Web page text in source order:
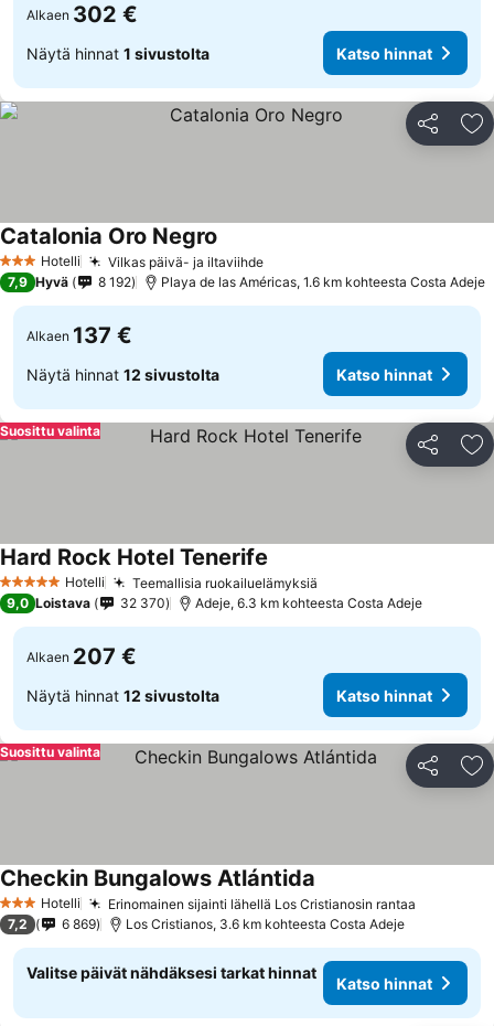
Alkaen 302 €
Näytä hinnat 1 sivustolta Katso hinnat
Jaa
3 Tähtiluokitus
Hotelli Vilkas päivä- ja iltaviihde
Catalonia Oro Negro
7,9 Hyvä 8 192 Playa de las Américas, 1.6 km kohteesta Costa Adeje
Alkaen 137 €
Näytä hinnat 12 sivustolta Katso hinnat
Jaa
Suosittu valinta
5 Tähtiluokitus
Hotelli Teemallisia ruokailuelämyksiä
Hard Rock Hotel Tenerife
9,0 Loistava 32 370 Adeje, 6.3 km kohteesta Costa Adeje
Alkaen 207 €
Näytä hinnat 12 sivustolta Katso hinnat
Jaa
Suosittu valinta
3 Tähtiluokitus
Hotelli Erinomainen sijainti lähellä Los Cristianosin rantaa
Checkin Bungalows Atlántida
7,2 6 869 Los Cristianos, 3.6 km kohteesta Costa Adeje
Valitse päivät nähdäksesi tarkat hinnat
Katso hinnat